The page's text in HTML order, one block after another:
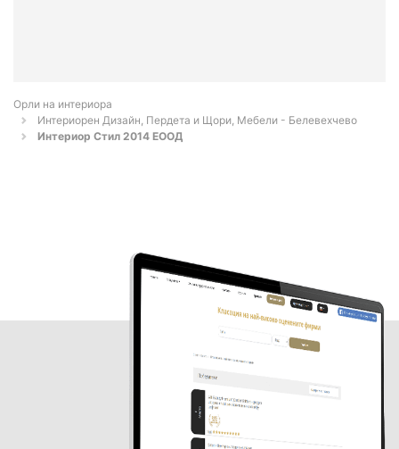
Орли на интериора
Интериорен Дизайн, Пердета и Щори, Мебели - Белевехчево
Интериор Стил 2014 ЕООД